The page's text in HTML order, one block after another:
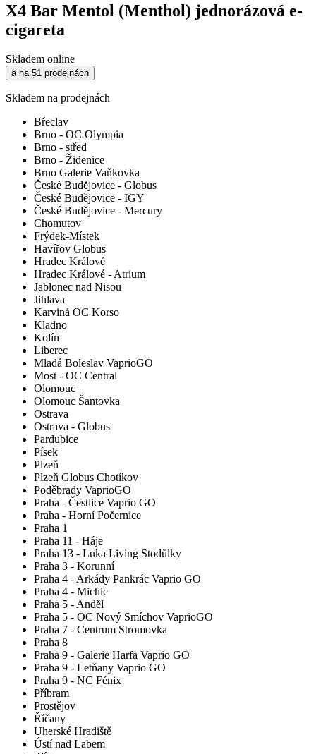
X4 Bar Mentol (Menthol) jednorázová e-
cigareta
Skladem online
a na 51 prodejnách
Skladem na prodejnách
Břeclav
Brno - OC Olympia
Brno - střed
Brno - Židenice
Brno Galerie Vaňkovka
České Budějovice - Globus
České Budějovice - IGY
České Budějovice - Mercury
Chomutov
Frýdek-Místek
Havířov Globus
Hradec Králové
Hradec Králové - Atrium
Jablonec nad Nisou
Jihlava
Karviná OC Korso
Kladno
Kolín
Liberec
Mladá Boleslav VaprioGO
Most - OC Central
Olomouc
Olomouc Šantovka
Ostrava
Ostrava - Globus
Pardubice
Písek
Plzeň
Plzeň Globus Chotíkov
Poděbrady VaprioGO
Praha - Čestlice Vaprio GO
Praha - Horní Počernice
Praha 1
Praha 11 - Háje
Praha 13 - Luka Living Stodůlky
Praha 3 - Korunní
Praha 4 - Arkády Pankrác Vaprio GO
Praha 4 - Michle
Praha 5 - Anděl
Praha 5 - OC Nový Smíchov VaprioGO
Praha 7 - Centrum Stromovka
Praha 8
Praha 9 - Galerie Harfa Vaprio GO
Praha 9 - Letňany Vaprio GO
Praha 9 - NC Fénix
Příbram
Prostějov
Říčany
Uherské Hradiště
Ústí nad Labem